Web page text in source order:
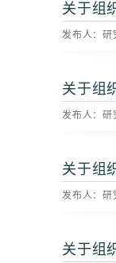
关于组
发布人：
关于组
发布人：
关于组
发布人：
关于组